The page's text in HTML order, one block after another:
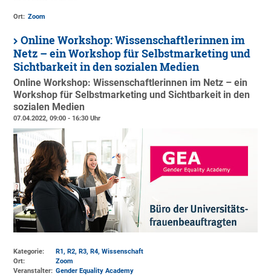
Ort: Zoom
Online Workshop: Wissenschaftlerinnen im
Netz – ein Workshop für Selbstmarketing und
Sichtbarkeit in den sozialen Medien
Online Workshop: Wissenschaftlerinnen im Netz – ein
Workshop für Selbstmarketing und Sichtbarkeit in den
sozialen Medien
07.04.2022, 09:00 - 16:30 Uhr
Kategorie:
R1, R2, R3, R4, Wissenschaft
Ort:
Zoom
Veranstalter: Gender Equality Academy